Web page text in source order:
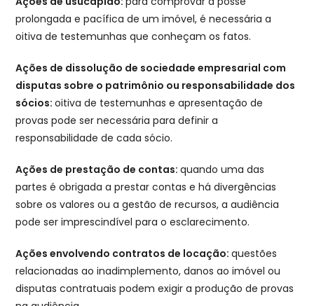
prolongada e pacífica de um imóvel, é necessária a
oitiva de testemunhas que conheçam os fatos.
Ações de dissolução de sociedade empresarial com
disputas sobre o patrimônio ou responsabilidade dos
sócios:oitiva de testemunhas e apresentação de
provas pode ser necessária para definir a
responsabilidade de cada sócio.
Ações de prestação de contas:quando uma das
partes é obrigada a prestar contas e há divergências
sobre os valores ou a gestão de recursos, a audiência
pode ser imprescindível para o esclarecimento.
Ações envolvendo contratos de locação:questões
relacionadas ao inadimplemento, danos ao imóvel ou
disputas contratuais podem exigir a produção de provas